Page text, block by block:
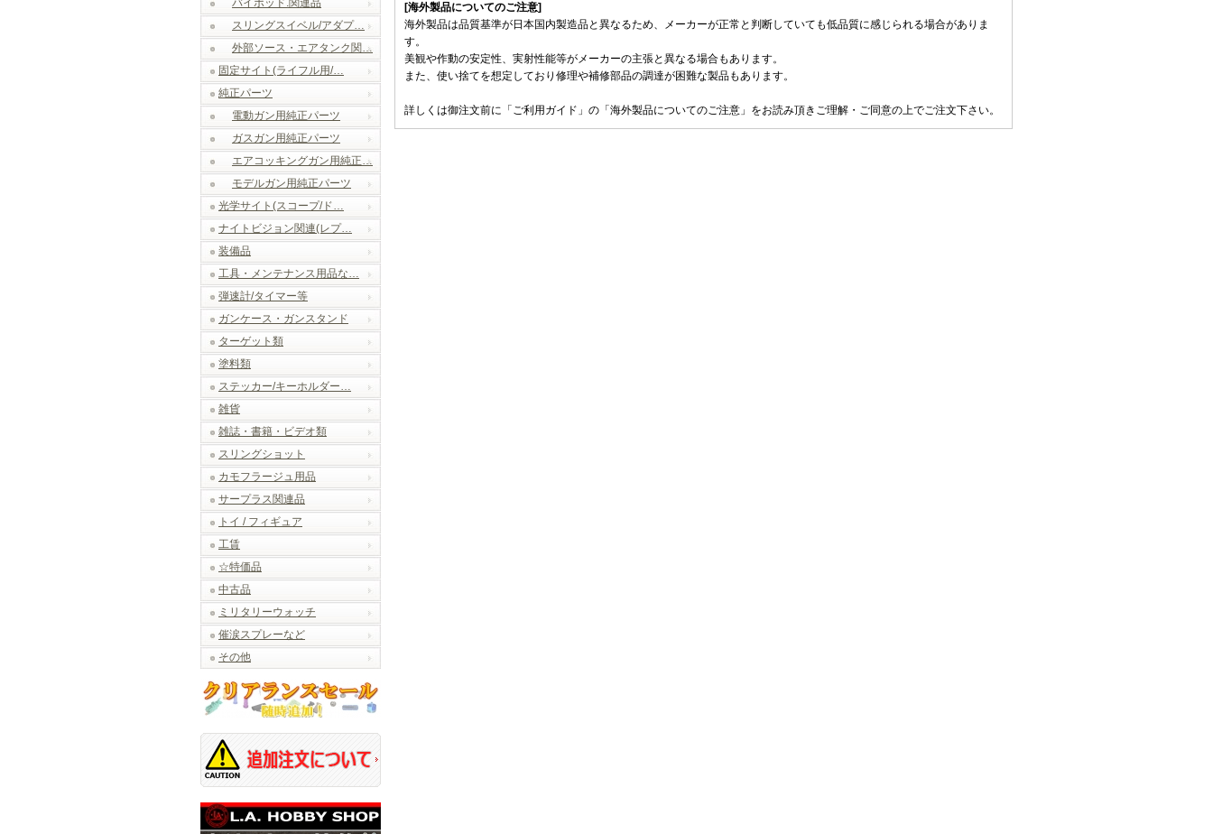
バイポッド.関連品
スリングスイベル/アダプ…
外部ソース・エアタンク関…
固定サイト(ライフル用/…
純正パーツ
電動ガン用純正パーツ
ガスガン用純正パーツ
エアコッキングガン用純正…
モデルガン用純正パーツ
光学サイト(スコープ/ド…
ナイトビジョン関連(レプ…
装備品
工具・メンテナンス用品な…
弾速計/タイマー等
ガンケース・ガンスタンド
ターゲット類
塗料類
ステッカー/キーホルダー…
雑貨
雑誌・書籍・ビデオ類
スリングショット
カモフラージュ用品
サープラス関連品
トイ / フィギュア
工賃
☆特価品
中古品
ミリタリーウォッチ
催涙スプレーなど
その他
[海外製品についてのご注意]
海外製品は品質基準が日本国内製造品と異なるため、メーカーが正常と判断していても低品質に感じられる場合がありま
す。
美観や作動の安定性、実射性能等がメーカーの主張と異なる場合もあります。
また、使い捨てを想定しており修理や補修部品の調達が困難な製品もあります。
詳しくは御注文前に「ご利用ガイド」の「海外製品についてのご注意」をお読み頂きご理解・ご同意の上でご注文下さい。